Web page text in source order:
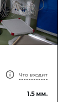
Что входит
1.5 мм.